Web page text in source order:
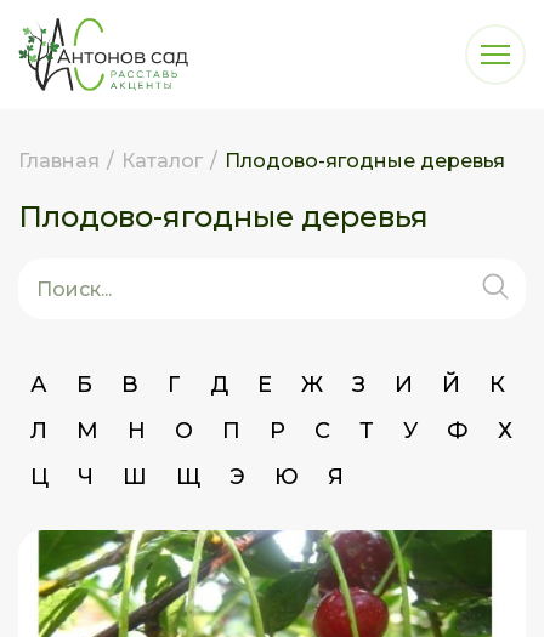
Главная / Каталог / Плодово-ягодные деревья
Плодово-ягодные деревья
А Б В Г Д Е Ж З И Й
К
Л
М Н О П Р С Т У Ф
Х
Ц
Ч Ш Щ Э Ю Я